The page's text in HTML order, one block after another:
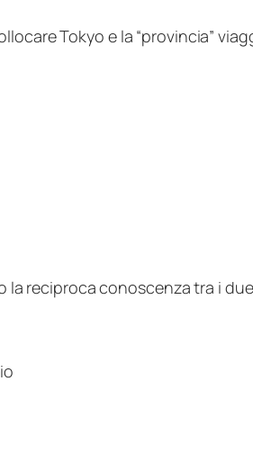
Tokyo e la “provincia”
la reciproca conoscenza tra i